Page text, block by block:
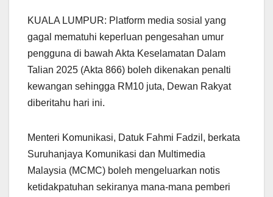
at
s
A
p
p
e
gr
a
m
c
e
b
o
o
ail ar
e
KUALA LUMPUR: Platform media sosial yang
gagal mematuhi keperluan pengesahan umur
pengguna di bawah Akta Keselamatan Dalam
Talian 2025 (Akta 866) boleh dikenakan penalti
kewangan sehingga RM10 juta, Dewan Rakyat
diberitahu hari ini.
Menteri Komunikasi, Datuk Fahmi Fadzil, berkata
Suruhanjaya Komunikasi dan Multimedia
Malaysia (MCMC) boleh mengeluarkan notis
ketidakpatuhan sekiranya mana-mana pemberi